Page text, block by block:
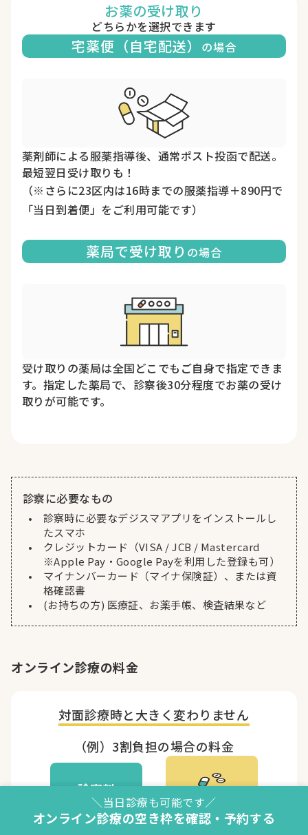
お薬の受け取り
どちらかを選択できます
宅薬便（自宅配送） の場合
薬剤師による服薬指導後、通常ポスト投函で配送。
最短翌日受け取りも！
（※さらに23区内は16時までの服薬指導＋890円で
「当日到着便」をご利用可能です）
薬局で受け取り の場合
受け取りの薬局は全国どこでもご自身で指定できま
す。指定した薬局で、診察後30分程度でお薬の受け
取りが可能です。
診察に必要なもの
診察時に必要なデジスマアプリをインストールし
たスマホ
クレジットカード（VISA / JCB / Mastercard
※Apple Pay・Google Payを利用した登録も可）
マイナンバーカード（マイナ保険証）、または資
格確認書
(お持ちの方) 医療証、お薬手帳、検査結果など
オンライン診療の料金
対面診療時と大きく変わりません
（例）3割負担の場合の料金
診察料
初診 1,000円 前後
再診 500円前後 + お薬代
（対面診療時と同
＼当日診療も可能です／
オンライン診療の空き枠を確認・予約する